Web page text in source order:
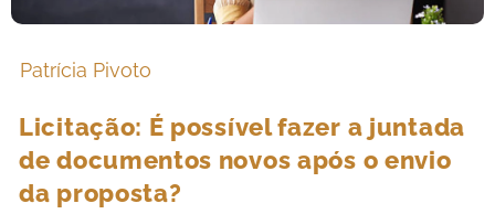
Patrícia Pivoto
Licitação: É possível fazer a juntada
de documentos novos após o envio
da proposta?